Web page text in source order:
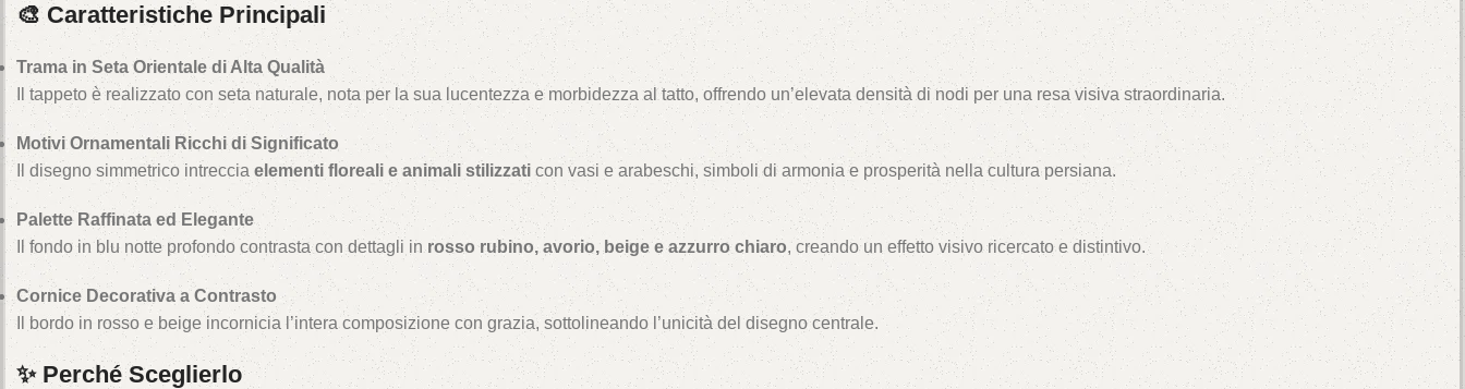
🎨 Caratteristiche Principali
Trama in Seta Orientale di Alta Qualità
Il tappeto è realizzato con seta naturale, nota per la sua lucentezza e morbidezza al tatto, offrendo un’elevata densità di nodi per una resa visiva straordinaria.
Motivi Ornamentali Ricchi di Significato
Il disegno simmetrico intreccia elementi floreali e animali stilizzati con vasi e arabeschi, simboli di armonia e prosperità nella cultura persiana.
Palette Raffinata ed Elegante
Il fondo in blu notte profondo contrasta con dettagli inrosso rubino, avorio, beige e azzurro chiaro, creando un effetto visivo ricercato e distintivo.
Cornice Decorativa a Contrasto
Il bordo in rosso e beige incornicia l’intera composizione con grazia, sottolineando l’unicità del disegno centrale.
✨ Perché Sceglierlo